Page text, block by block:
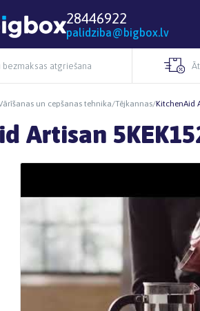
28446922
palidziba@bigbox.lv
bezmaksas atgriešana
un cepšanas tehnika/Tējkannas/KitchenAid
Artisan